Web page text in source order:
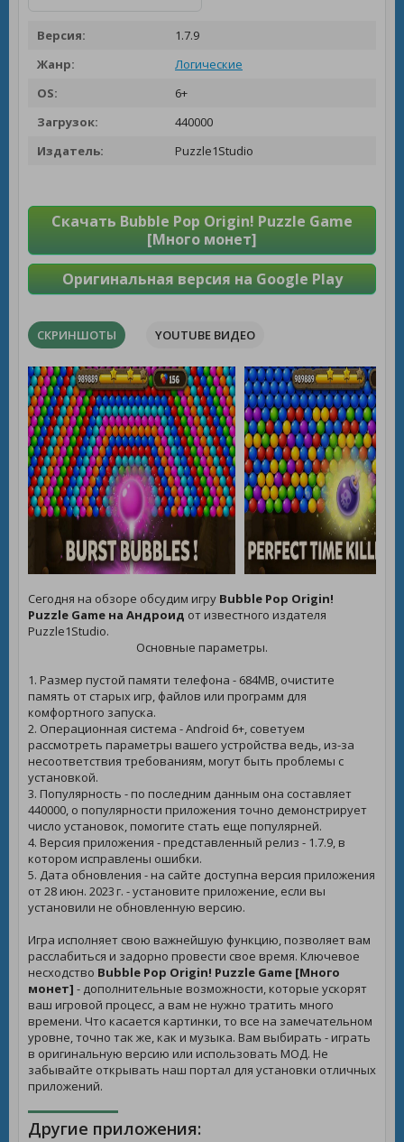
Версия:
1.7.9
Жанр:
Логические
OS:
6+
Загрузок:
440000
Издатель:
Puzzle1Studio
Скачать Bubble Pop Origin! Puzzle Game
[Много монет]
Оригинальная версия на Google Play
СКРИНШОТЫ YOUTUBE ВИДЕО
Сегодня на обзоре обсудим игру Bubble Pop Origin!
Puzzle Game на Андроид от известного издателя
Puzzle1Studio.
Основные параметры.
1. Размер пустой памяти телефона - 684MB, очистите
память от старых игр, файлов или программ для
комфортного запуска.
2. Операционная система - Android 6+, советуем
рассмотреть параметры вашего устройства ведь, из-за
несоответствия требованиям, могут быть проблемы с
установкой.
3. Популярность - по последним данным она составляет
440000, о популярности приложения точно демонстрирует
число установок, помогите стать еще популярней.
4. Версия приложения - представленный релиз - 1.7.9, в
котором исправлены ошибки.
5. Дата обновления - на сайте доступна версия приложения
от 28 июн. 2023 г. - установите приложение, если вы
установили не обновленную версию.
Игра исполняет свою важнейшую функцию, позволяет вам
расслабиться и задорно провести свое время. Ключевое
несходство Bubble Pop Origin! Puzzle Game [Много
монет] - дополнительные возможности, которые ускорят
ваш игровой процесс, а вам не нужно тратить много
времени. Что касается картинки, то все на замечательном
уровне, точно так же, как и музыка. Вам выбирать - играть
в оригинальную версию или использовать МОД. Не
забывайте открывать наш портал для установки отличных
приложений.
Другие приложения: